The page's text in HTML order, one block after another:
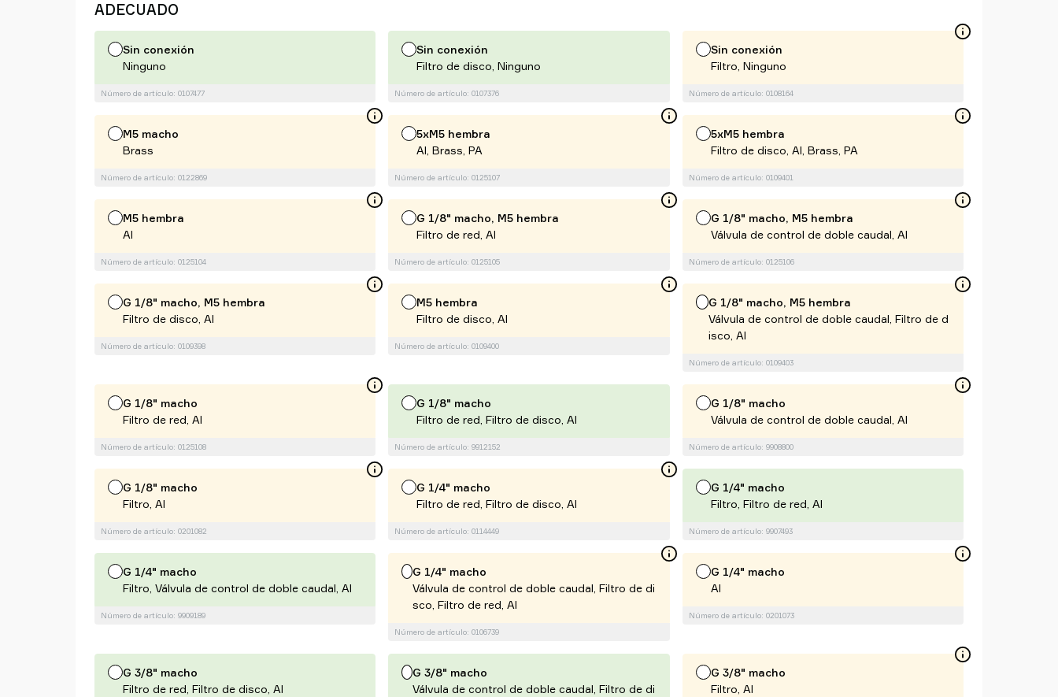
ADECUADO
Sin conexión
Ninguno
Número de artículo: 0107477
Sin conexión
Filtro de disco, Ninguno
Número de artículo: 0107376
Sin conexión
Filtro, Ninguno
Número de artículo: 0108164
M5 macho
Brass
Número de artículo: 0122869
5xM5 hembra
Al, Brass, PA
Número de artículo: 0125107
5xM5 hembra
Filtro de disco, Al, Brass, PA
Número de artículo: 0109401
M5 hembra
Al
Número de artículo: 0125104
G 1/8" macho, M5 hembra
Filtro de red, Al
Número de artículo: 0125105
G 1/8" macho, M5 hembra
Válvula de control de doble caudal, Al
Número de artículo: 0125106
G 1/8" macho, M5 hembra
Filtro de disco, Al
Número de artículo: 0109398
M5 hembra
Filtro de disco, Al
Número de artículo: 0109400
G 1/8" macho, M5 hembra
Válvula de control de doble caudal, Filtro de d
isco, Al
Número de artículo: 0109403
G 1/8" macho
Filtro de red, Al
Número de artículo: 0125108
G 1/8" macho
Filtro de red, Filtro de disco, Al
Número de artículo: 9912152
G 1/8" macho
Válvula de control de doble caudal, Al
Número de artículo: 9908800
G 1/8" macho
Filtro, Al
Número de artículo: 0201082
G 1/4" macho
Filtro de red, Filtro de disco, Al
Número de artículo: 0114449
G 1/4" macho
Filtro, Filtro de red, Al
Número de artículo: 9907493
G 1/4" macho
Filtro, Válvula de control de doble caudal, Al
Número de artículo: 9909189
G 1/4" macho
Válvula de control de doble caudal, Filtro de di
sco, Filtro de red, Al
Número de artículo: 0106739
G 1/4" macho
Al
Número de artículo: 0201073
G 3/8" macho
Filtro de red, Filtro de disco, Al
G 3/8" macho
Válvula de control de doble caudal, Filtro de di
G 3/8" macho
Filtro, Al